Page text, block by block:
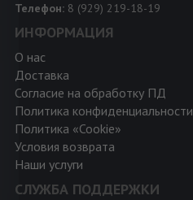
Телефон: 8 (929) 219-18-19
ИНФОРМАЦИЯ
О нас
Доставка
Согласие на обработку ПД
Политика конфиденциальности
Политика «Cookie»
Условия возврата
Наши услуги
СЛУЖБА ПОДДЕРЖКИ